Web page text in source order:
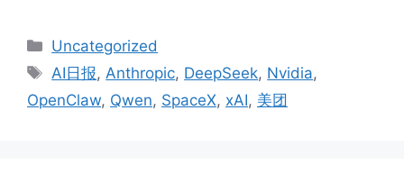
Categories
Uncategorized
Tags
AI日报, Anthropic, DeepSeek, Nvidia,
OpenClaw, Qwen, SpaceX, xAI, 美团